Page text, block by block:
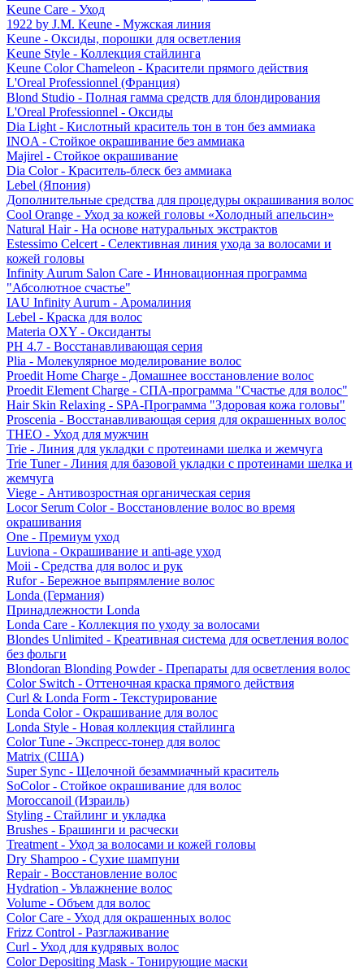
Keune Care - Уход
1922 by J.M. Keune - Мужская линия
Keune - Оксиды, порошки для осветления
Keune Style - Коллекция стайлинга
Keune Color Chameleon - Красители прямого действия
L'Oreal Professionnel (Франция)
Blond Studio - Полная гамма средств для блондирования
L'Oreal Professionnel - Оксиды
Dia Light - Кислотный краситель тон в тон без аммиака
INOA - Стойкое окрашивание без аммиака
Majirel - Стойкое окрашивание
Dia Color - Краситель-блеск без аммиака
Lebel (Япония)
Дополнительные средства для процедуры окрашивания волос
Cool Orange - Уход за кожей головы «Холодный апельсин»
Natural Hair - На основе натуральных экстрактов
Estessimo Celcert - Селективная линия ухода за волосами и
кожей головы
Infinity Aurum Salon Care - Инновационная программа
"Абсолютное счастье"
IAU Infinity Aurum - Аромалиния
Lebel - Краска для волос
Materia OXY - Оксиданты
PH 4.7 - Восстанавливающая серия
Plia - Молекулярное моделирование волос
Proedit Home Charge - Домашнее восстановление волос
Proedit Element Charge - СПА-программа "Счастье для волос"
Hair Skin Relaxing - SPA-Программа "Здоровая кожа головы"
Proscenia - Восстанавливающая серия для окрашенных волос
THEO - Уход для мужчин
Trie - Линия для укладки с протеинами шелка и жемчуга
Trie Tuner - Линия для базовой укладки с протеинами шелка и
жемчуга
Viege - Антивозростная органическая серия
Locor Serum Color - Восстановление волос во время
окрашивания
One - Премиум уход
Luviona - Окрашивание и anti-age уход
Moii - Средства для волос и рук
Rufor - Бережное выпрямление волос
Londa (Германия)
Принадлежности Londa
Londa Care - Коллекция по уходу за волосами
Blondes Unlimited - Креативная система для осветления волос
без фольги
Blondoran Blonding Powder - Препараты для осветления волос
Color Switch - Оттеночная краска прямого действия
Curl & Londa Form - Текстурирование
Londa Color - Окрашивание для волос
Londa Style - Новая коллекция стайлинга
Color Tune - Экспресс-тонер для волос
Matrix (США)
Super Sync - Щелочной безаммиачный краситель
SoColor - Стойкое окрашивание для волос
Moroccanoil (Израиль)
Styling - Стайлинг и укладка
Brushes - Брашинги и расчески
Treatment - Уход за волосами и кожей головы
Dry Shampoo - Сухие шампуни
Repair - Восстановление волос
Hydration - Увлажнение волос
Volume - Объем для волос
Color Care - Уход для окрашенных волос
Frizz Control - Разглаживание
Curl - Уход для кудрявых волос
Color Depositing Mask - Тонирующие маски